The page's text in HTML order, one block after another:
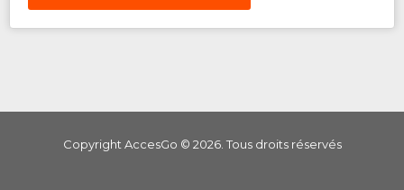
Copyright AccesGo © 2026. Tous droits réservés